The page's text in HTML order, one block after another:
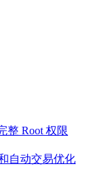
整 Root 权限
自动交易优化